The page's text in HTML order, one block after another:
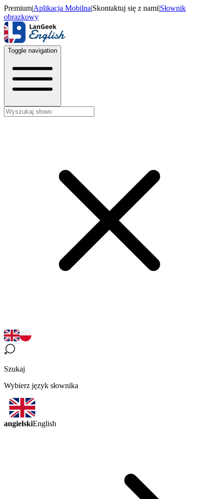
Premium|Aplikacja Mobilna|Skontaktuj się z nami|Słownik
obrazkowy
Toggle navigation
Szukaj
Wybierz język słownika
angielskiEnglish